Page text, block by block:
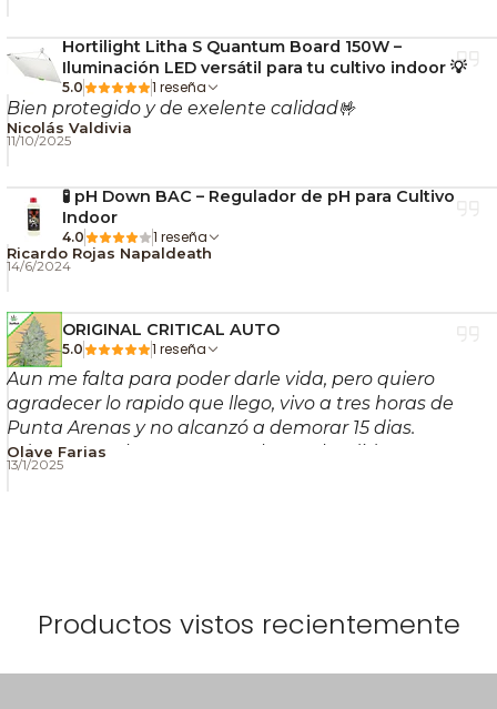
Hortilight Litha S Quantum Board 150W –
Iluminación LED versátil para tu cultivo indoor 💡
5.0 1 reseña
Bien protegido y de exelente calidad🤟
Nicolás Valdivia
11/10/2025
🧪 pH Down BAC – Regulador de pH para Cultivo
Indoor
4.0 1 reseña
Ricardo Rojas Napaldeath
14/6/2024
ORIGINAL CRITICAL AUTO
5.0 1 reseña
Aun me falta para poder darle vida, pero quiero
agradecer lo rapido que llego, vivo a tres horas de
Punta Arenas y no alcanzó a demorar 15 dias.
Ademas con hermosos regalos esplendido!!
Olave Farias
13/1/2025
Productos vistos recientemente